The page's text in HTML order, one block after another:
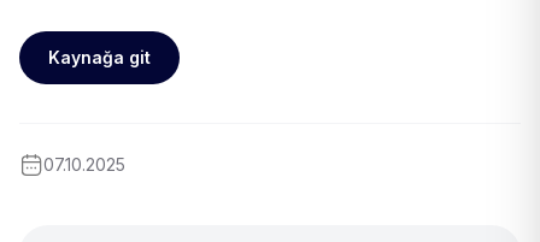
Kaynağa git
07.10.2025